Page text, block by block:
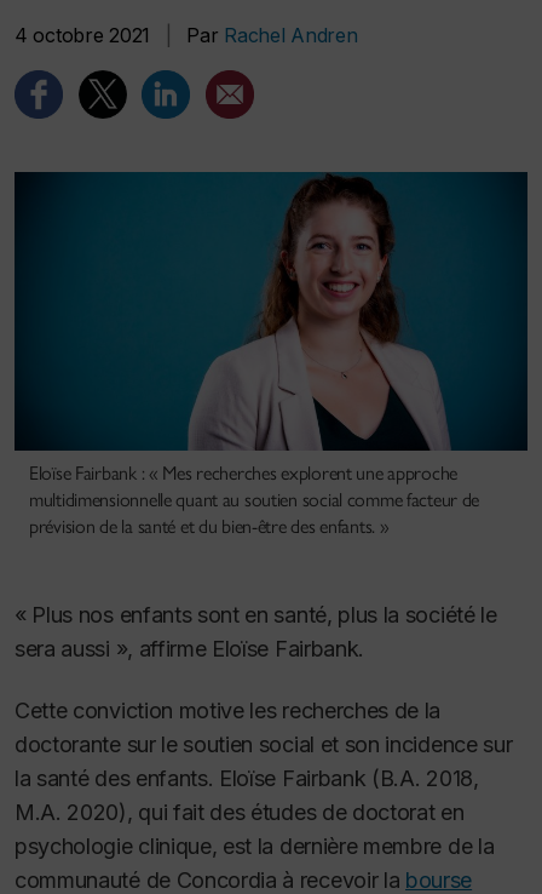
4 octobre 2021 Par Rachel Andren
Eloïse Fairbank : « Mes recherches explorent une approche
multidimensionnelle quant au soutien social comme facteur de
prévision de la santé et du bien-être des enfants. »
« Plus nos enfants sont en santé, plus la société le
sera aussi », affirme Eloïse Fairbank.
Cette conviction motive les recherches de la
doctorante sur le soutien social et son incidence sur
la santé des enfants. Eloïse Fairbank (B.A. 2018,
M.A. 2020), qui fait des études de doctorat en
psychologie clinique, est la dernière membre de la
communauté de Concordia à recevoir la bourse